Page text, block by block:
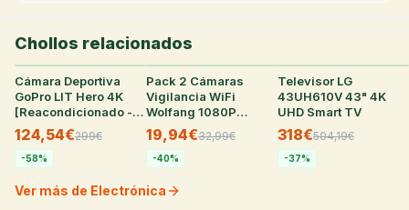
Chollos relacionados
35
Cámara Deportiva
GoPro LIT Hero 4K
[Reacondicionado -
Como Nuevo]
124,54€299€
-58%
Pack 2 Cámaras
Vigilancia WiFi
Wolfang 1080P
Interior
19,94€32,99€
-40%
Televisor LG
43UH610V 43" 4K
UHD Smart TV
318€504,19€
-37%
Ver más de Electrónica